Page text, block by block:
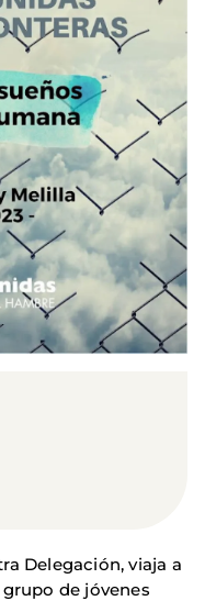
Delegación, viaja a
de jóvenes